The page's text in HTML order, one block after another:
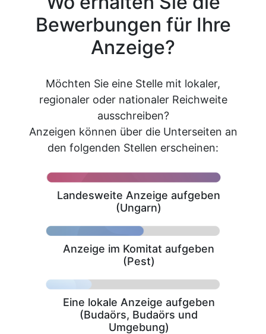
Bewerbungen für Ihre
Anzeige?
Möchten Sie eine Stelle mit lokaler,
regionaler oder nationaler Reichweite
ausschreiben?
Anzeigen können über die Unterseiten an
den folgenden Stellen erscheinen:
Landesweite Anzeige aufgeben
(Ungarn)
Anzeige im Komitat aufgeben
(Pest)
Eine lokale Anzeige aufgeben
(Budaörs, Budaörs und
Umgebung)